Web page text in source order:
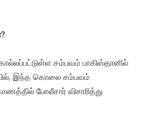
சம்பவம் பாகிஸ்தானில்
இந்த கொலை சம்பவம்
போலீசார் விசாரித்து